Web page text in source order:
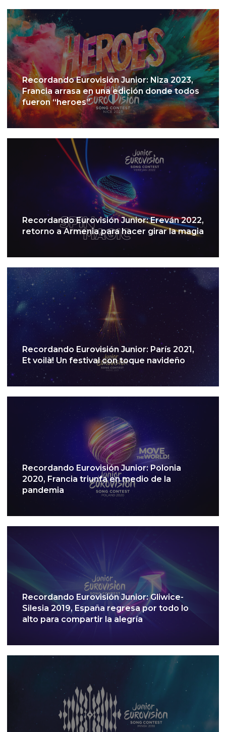
Recordando Eurovisión Junior: Niza 2023,
Francia arrasa en una edición donde todos
fueron “heroes”
Recordando Eurovisión Junior: Ereván 2022,
retorno a Armenia para hacer girar la magia
Recordando Eurovisión Junior: París 2021,
Et voilà! Un festival con toque navideño
Recordando Eurovisión Junior: Polonia
2020, Francia triunfa en medio de la
pandemia
Recordando Eurovisión Junior: Gliwice-
Silesia 2019, España regresa por todo lo
alto para compartir la alegría